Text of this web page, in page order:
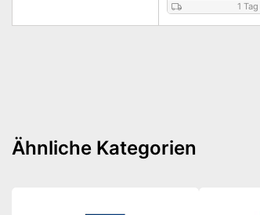
1 Tag
Ähnliche Kategorien